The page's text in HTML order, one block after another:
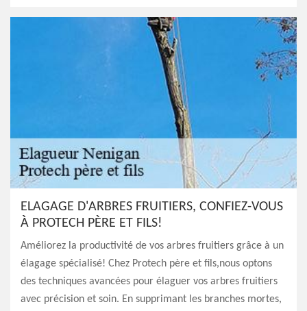
ELAGAGE D'ARBRES FRUITIERS, CONFIEZ-VOUS
À PROTECH PÈRE ET FILS!
Améliorez la productivité de vos arbres fruitiers grâce à un
élagage spécialisé! Chez Protech père et fils,nous optons
des techniques avancées pour élaguer vos arbres fruitiers
avec précision et soin. En supprimant les branches mortes,